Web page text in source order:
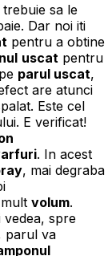
sa le
Dar noi iti
pentru a obtine
uscat pentru
parul uscat,
are atunci
Este cel
E verificat!
. In acest
, mai degraba
volum.
vedea, spre
parul va